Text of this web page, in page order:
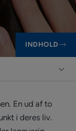
INDHOLD
En ud af to
i deres liv.